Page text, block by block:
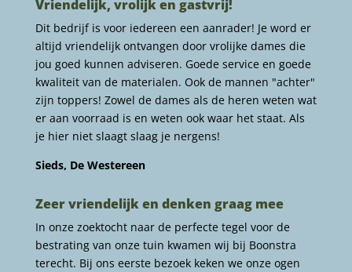
Vriendelijk, vrolijk en gastvrij!
Dit bedrijf is voor iedereen een aanrader! Je word er
altijd vriendelijk ontvangen door vrolijke dames die
jou goed kunnen adviseren. Goede service en goede
kwaliteit van de materialen. Ook de mannen "achter"
zijn toppers! Zowel de dames als de heren weten wat
er aan voorraad is en weten ook waar het staat. Als
je hier niet slaagt slaag je nergens!
Sieds, De Westereen
Zeer vriendelijk en denken graag mee
In onze zoektocht naar de perfecte tegel voor de
bestrating van onze tuin kwamen wij bij Boonstra
terecht. Bij ons eerste bezoek keken we onze ogen